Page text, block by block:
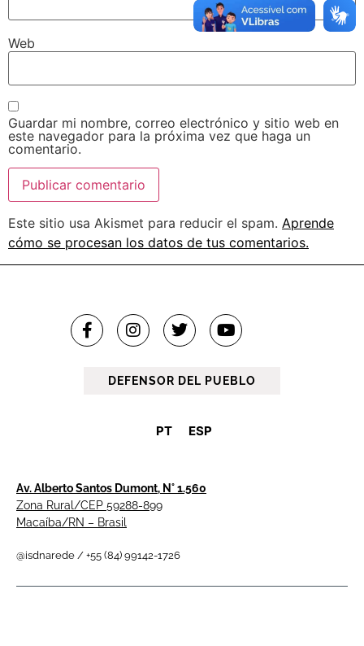
Web
Guardar mi nombre, correo electrónico y sitio web en
este navegador para la próxima vez que haga un
comentario.
Este sitio usa Akismet para reducir el spam. Aprende
cómo se procesan los datos de tus comentarios.
DEFENSOR DEL PUEBLO
PT ESP
Av. Alberto Santos Dumont, N° 1.560
Zona Rural/CEP 59288-899
Macaíba/RN – Brasil
@isdnarede / +55 (84) 99142-1726